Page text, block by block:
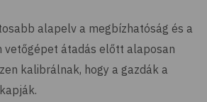
alapelv a megbízhatóság és a
vetőgépet átadás előtt alaposan
kalibrálnak, hogy a gazdák a